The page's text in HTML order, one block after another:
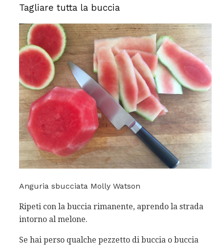
Tagliare tutta la buccia
Anguria sbucciata Molly Watson
Ripeti con la buccia rimanente, aprendo la strada
intorno al melone.
Se hai perso qualche pezzetto di buccia o buccia